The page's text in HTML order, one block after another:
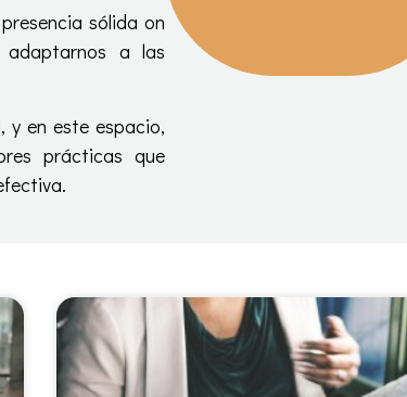
sólida on
adaptarnos a las
y en este espacio,
prácticas que